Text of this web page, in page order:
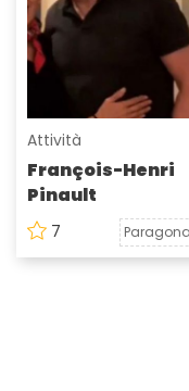
Attività
François-Henri
Pinault
7